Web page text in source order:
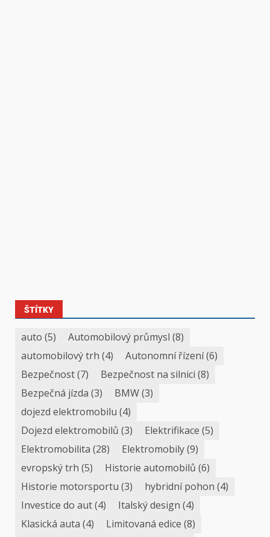
ŠTÍTKY
auto (5) Automobilový průmysl (8)
automobilový trh (4) Autonomní řízení(6)
Bezpečnost(7) Bezpečnost na silnici (8)
Bezpečná jízda (3) BMW(3)
dojezd elektromobilu (4)
Dojezd elektromobilů (3) Elektrifikace (5)
Elektromobilita (28) Elektromobily(9)
evropský trh (5) Historie automobilů (6)
Historie motorsportu (3) hybridní pohon (4)
Investice do aut(4) Italský design (4)
Klasická auta (4) Limitovaná edice (8)